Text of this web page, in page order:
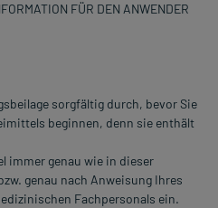
FÜR DEN ANWENDER
sorgfältig durch, bevor Sie
beginnen, denn sie enthält
immer genau wie in dieser
genau nach Anweisung Ihres
Fachpersonals ein.